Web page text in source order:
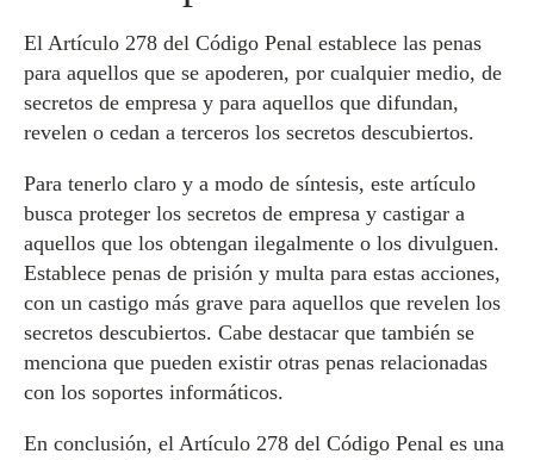
El Artículo 278 del Código Penal establece las penas
para aquellos que se apoderen, por cualquier medio, de
secretos de empresa y para aquellos que difundan,
revelen o cedan a terceros los secretos descubiertos.
Para tenerlo claro y a modo de síntesis, este artículo
busca proteger los secretos de empresa y castigar a
aquellos que los obtengan ilegalmente o los divulguen.
Establece penas de prisión y multa para estas acciones,
con un castigo más grave para aquellos que revelen los
secretos descubiertos. Cabe destacar que también se
menciona que pueden existir otras penas relacionadas
con los soportes informáticos.
En conclusión, el Artículo 278 del Código Penal es una